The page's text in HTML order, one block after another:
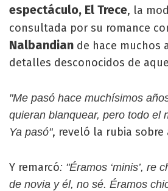
espectáculo, El Trece, la
consultada por su romance
Nalbandian de hace muchos
detalles desconocidos de
"Me pasó hace muchísimos
quieran blanquear, pero todo el
Ya pasó", reveló la rubia
Y remarcó: "Éramos ‘minis’, re
de novia y él, no sé. Éramos